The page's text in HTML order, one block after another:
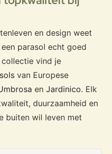
en design weet
parasol echt goed
vind je
van Europese
en Jardinico. Elk
duurzaamheid en
buiten wil leven met